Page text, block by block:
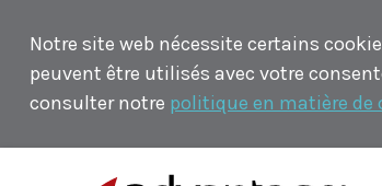
Notre site web nécessite certains
peuvent être utilisés avec votre
consulter notre politique en matière de